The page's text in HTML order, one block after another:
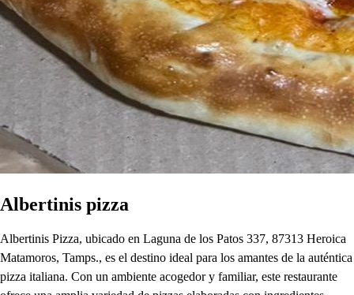
Albertinis pizza
Albertinis Pizza, ubicado en Laguna de los Patos 337, 87313 Heroica
Matamoros, Tamps., es el destino ideal para los amantes de la auténtica
pizza italiana. Con un ambiente acogedor y familiar, este restaurante